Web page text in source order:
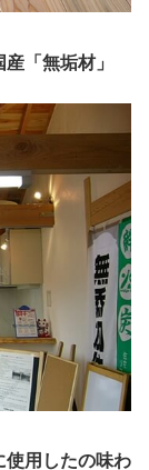
「無垢材」
使用したの味わ